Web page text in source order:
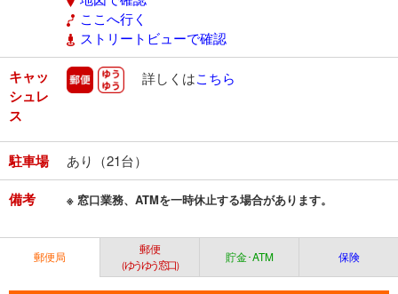
ここへ行く
ストリートビューで確認
キャッ
シュレ
ス
郵便 ゆうゆう
詳しくはこちら
駐車場 あり（21台）
備考 ※ 窓口業務、ATMを一時休止する場合があります。
郵便局
郵便
（ゆうゆう窓口）
貯金･ATM 保険